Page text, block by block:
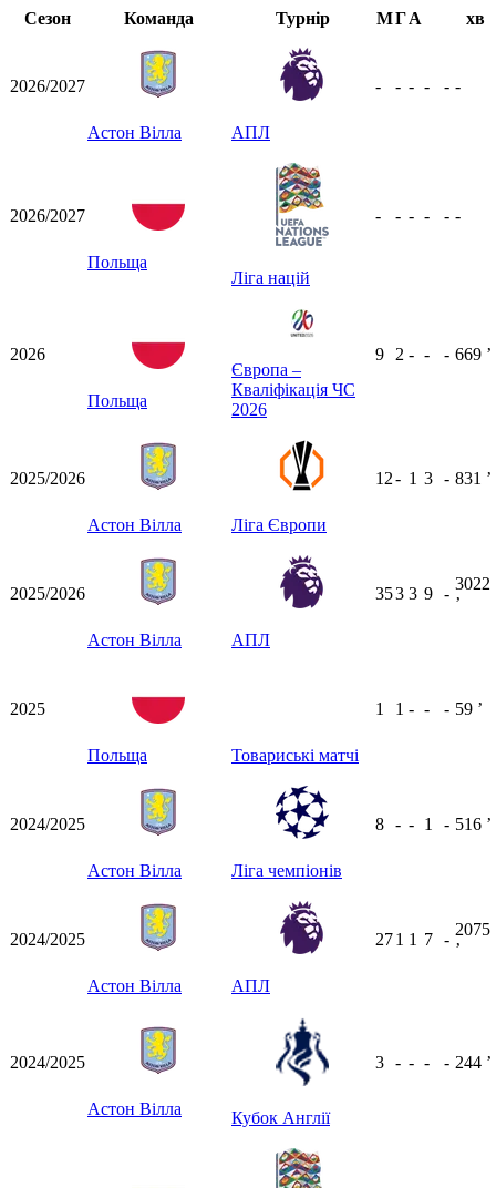
Сезон
Команда Турнір МГА хв
2026/2027
Астон Вілла АПЛ
- - - - - -
2026/2027
Польща
Ліга націй
- - - - - -
2026
Польща
Європа –
Кваліфікація ЧС
2026
9 2 - - - 669 ʼ
2025/2026
Астон Вілла Ліга Європи
12- 1 3 - 831 ʼ
2025/2026
Астон Вілла АПЛ
353 3 9 -
3022
ʼ
2025
Польща Товариські матчі
1 1 - - - 59 ʼ
2024/2025
Астон Вілла Ліга чемпіонів
8 - - 1 - 516 ʼ
2024/2025
Астон Вілла АПЛ
271 1 7 -
2075
ʼ
2024/2025
Астон Вілла Кубок Англії
3 - - - - 244 ʼ